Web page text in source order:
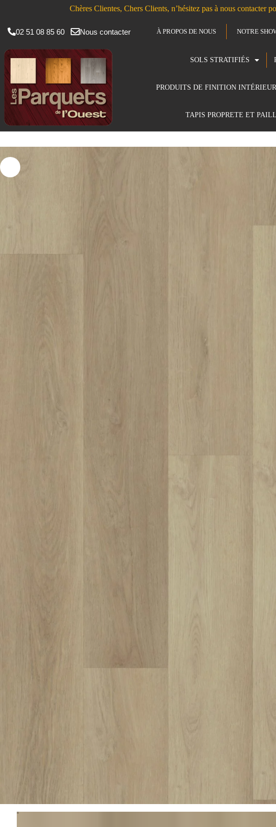
Chères Clientes, Chers Clients, n’hésitez pas à nous contacter
02 51 08 85 60 Nous contacter À PROPOS DE NOUS NOTRE
SOLS STRATIFIÉS
PRODUITS DE FINITION
TAPIS PROPRETE ET